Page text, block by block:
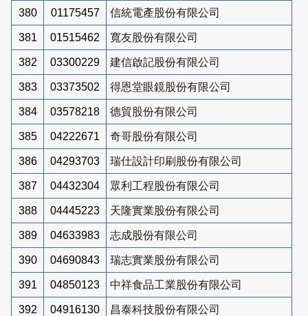
380 01175457 信統電產股份有限公司
381 01515462 寬友股份有限公司
382 03300229 建信啟記股份有限公司
383 03373502 得恩堂眼鏡股份有限公司
384 03578218 德貿股份有限公司
385 04222671 奇哥股份有限公司
386 04293703 瑞仕設計印刷股份有限公司
387 04432304 眾利工程股份有限公司
388 04445223 天隆實業股份有限公司
389 04633983 志成股份有限公司
390 04690843 瑞志實業股份有限公司
391 04850123 中祥食品工業股份有限公司
392 04916130 昌泰科技股份有限公司